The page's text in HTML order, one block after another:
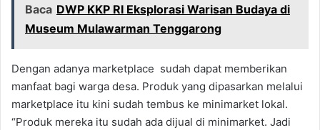
Baca DWP KKP RI Eksplorasi Warisan Budaya di
Museum Mulawarman Tenggarong
Dengan adanya marketplace sudah dapat memberikan
manfaat bagi warga desa. Produk yang dipasarkan melalui
marketplace itu kini sudah tembus ke minimarket lokal.
“Produk mereka itu sudah ada dijual di minimarket. Jadi